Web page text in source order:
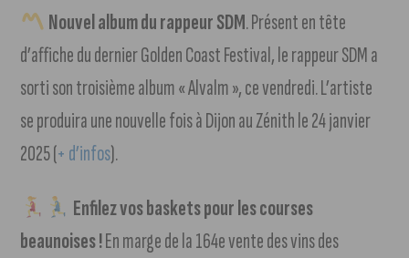
Nouvel album du rappeur SDM. Présent en tête
d’affiche du dernier Golden Coast Festival, le rappeur SDM a
sorti son troisième album « Alvalm », ce vendredi. L’artiste
se produira une nouvelle fois à Dijon au Zénith le 24 janvier
2025 (+ d’infos).
Enfilez vos baskets pour les courses
beaunoises !En marge de la 164e vente des vins des